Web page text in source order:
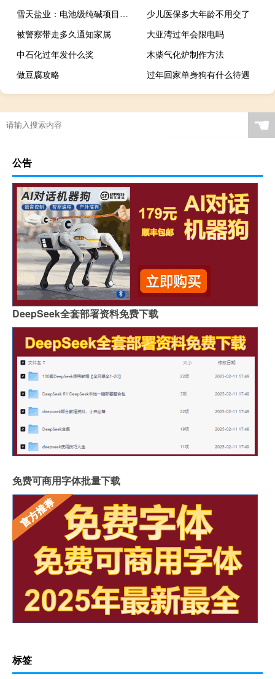
雪天盐业：电池级纯碱项目预计将于年内启动建设
少儿医保多大年龄不用交了
被警察带走多久通知家属
大亚湾过年会限电吗
中石化过年发什么奖
木柴气化炉制作方法
做豆腐攻略
过年回家单身狗有什么待遇
☚
公告
DeepSeek全套部署资料免费下载
免费可商用字体批量下载
标签